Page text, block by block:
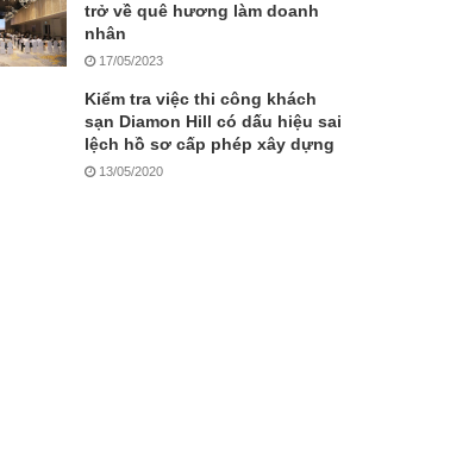
trở về quê hương làm doanh
nhân
17/05/2023
Kiểm tra việc thi công khách
sạn Diamon Hill có dấu hiệu sai
lệch hồ sơ cấp phép xây dựng
13/05/2020